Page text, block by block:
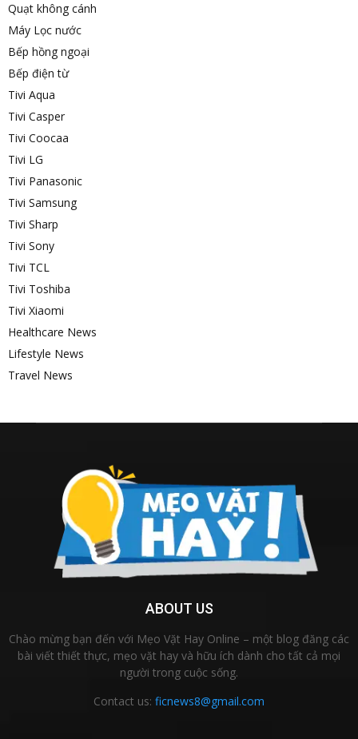
Quạt không cánh
Máy Lọc nước
Bếp hồng ngoại
Bếp điện từ
Tivi Aqua
Tivi Casper
Tivi Coocaa
Tivi LG
Tivi Panasonic
Tivi Samsung
Tivi Sharp
Tivi Sony
Tivi TCL
Tivi Toshiba
Tivi Xiaomi
Healthcare News
Lifestyle News
Travel News
ABOUT US
Chào mừng bạn đến với Mẹo Vặt Hay Online – một blog đăng các
bài viết thiết thực, mẹo vặt hay và hữu ích dành cho tất cả mọi
người trong cuộc sống.
Contact us: ficnews8@gmail.com